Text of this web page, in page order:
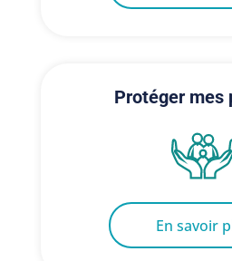
Protéger mes
En savoir